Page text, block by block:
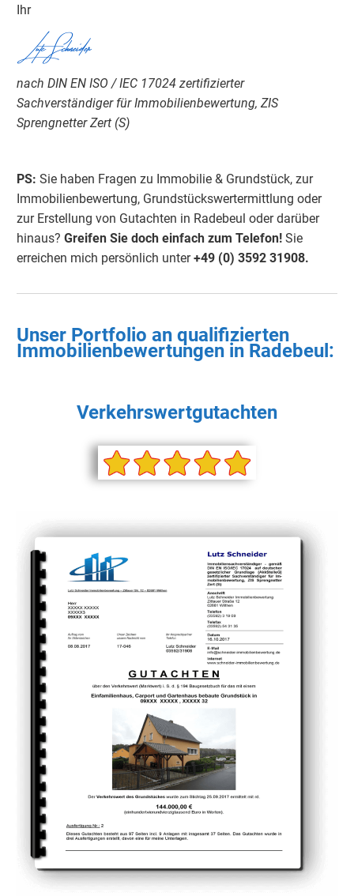
Ihr
Lutz Schneider
nach DIN EN ISO / IEC 17024 zertifizierter
Sachverständiger für Immobilienbewertung, ZIS
Sprengnetter Zert (S)
PS: Sie haben Fragen zu Immobilie & Grundstück, zur
Immobilienbewertung, Grundstückswertermittlung oder
zur Erstellung von Gutachten in Radebeul oder darüber
hinaus? Greifen Sie doch einfach zum Telefon! Sie
erreichen mich persönlich unter+49 (0) 3592 31908.
Unser Portfolio an qualifizierten
Immobilienbewertungen in Radebeul :
Verkehrswertgutachten